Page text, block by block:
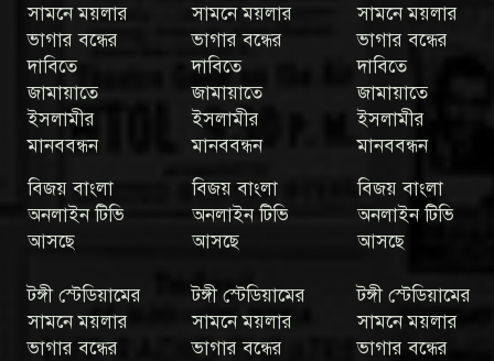
সামনে ময়লার
ভাগার বন্ধের
দাবিতে
জামায়াতে
ইসলামীর
মানববন্ধন
বিজয় বাংলা
অনলাইন টিভি
আসছে
সামনে ময়লার
ভাগার বন্ধের
দাবিতে
জামায়াতে
ইসলামীর
মানববন্ধন
বিজয় বাংলা
অনলাইন টিভি
আসছে
সামনে ময়লার
ভাগার বন্ধের
দাবিতে
জামায়াতে
ইসলামীর
মানববন্ধন
বিজয় বাংলা
অনলাইন টিভি
আসছে
টঙ্গী স্টেডিয়ামের
সামনে ময়লার
ভাগার বন্ধের
টঙ্গী স্টেডিয়ামের
সামনে ময়লার
ভাগার বন্ধের
টঙ্গী স্টেডিয়ামের
সামনে ময়লার
ভাগার বন্ধের